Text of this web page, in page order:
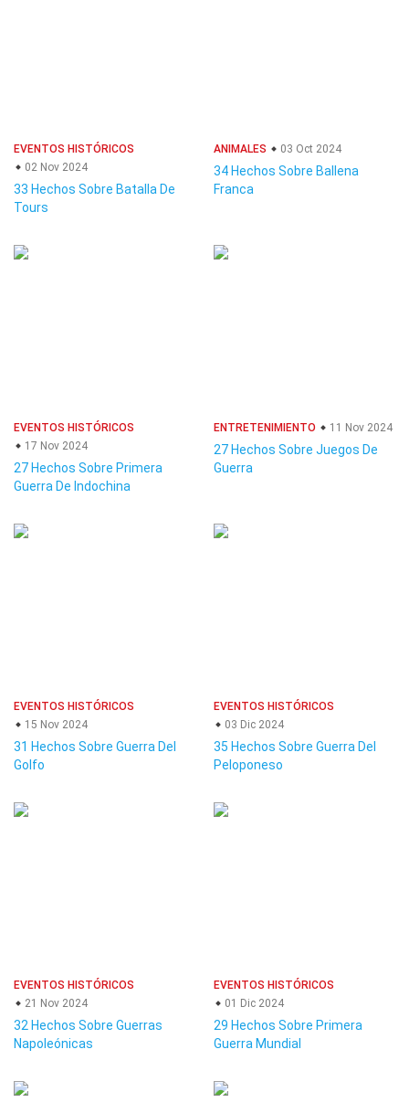
EVENTOS HISTÓRICOS
02 Nov 2024
33 Hechos Sobre Batalla De
Tours
ANIMALES 03 Oct 2024
34 Hechos Sobre Ballena
Franca
EVENTOS HISTÓRICOS
17 Nov 2024
27 Hechos Sobre Primera
Guerra De Indochina
ENTRETENIMIENTO 11 Nov 2024
27 Hechos Sobre Juegos De
Guerra
EVENTOS HISTÓRICOS
15 Nov 2024
31 Hechos Sobre Guerra Del
Golfo
EVENTOS HISTÓRICOS
03 Dic 2024
35 Hechos Sobre Guerra Del
Peloponeso
EVENTOS HISTÓRICOS
21 Nov 2024
32 Hechos Sobre Guerras
Napoleónicas
EVENTOS HISTÓRICOS
01 Dic 2024
29 Hechos Sobre Primera
Guerra Mundial